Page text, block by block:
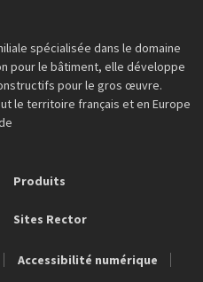
spécialisée dans le domaine
pour le bâtiment, elle développe
pour le gros œuvre.
le territoire français et en Europe
Produits
Sites Rector
Accessibilité numérique